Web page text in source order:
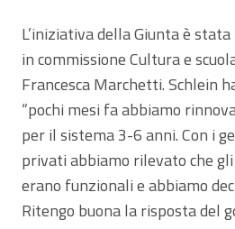
L’iniziativa della Giunta è
in commissione Cultura e
Francesca Marchetti. Schlein
“pochi mesi fa abbiamo
per il sistema 3-6 anni. Con i
privati abbiamo rilevato che
erano funzionali e abbiamo
Ritengo buona la risposta del